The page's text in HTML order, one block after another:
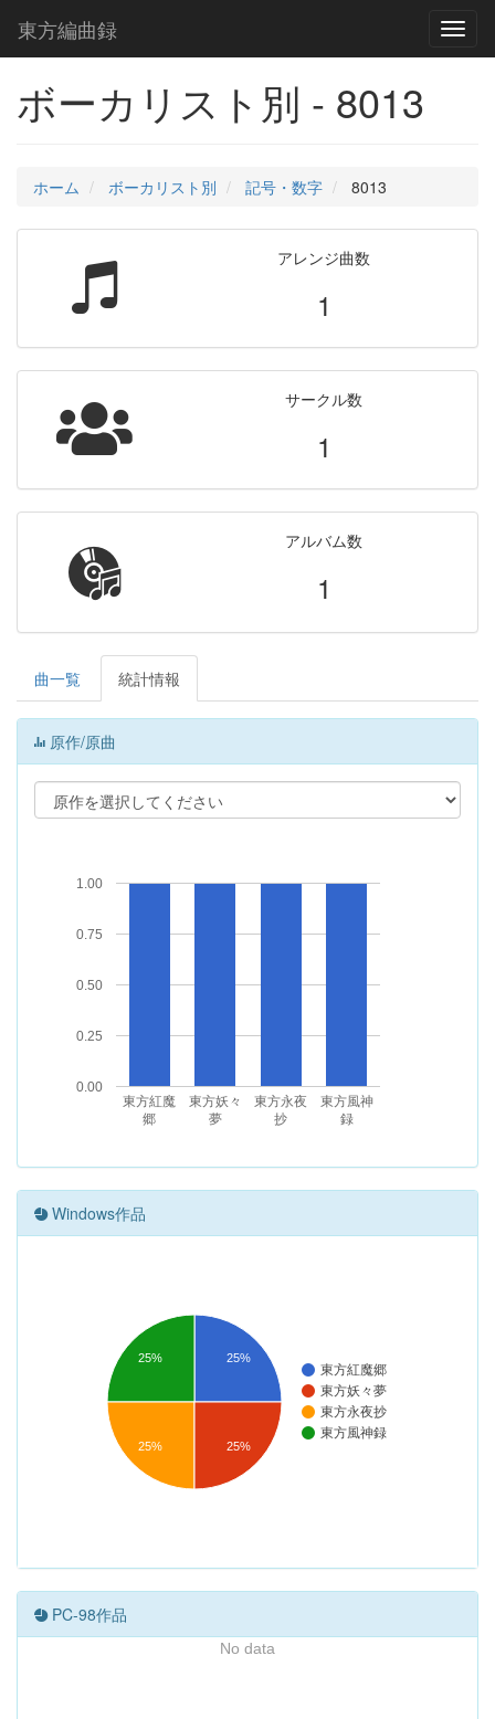
東方編曲録
ボーカリスト別 - 8013
ホーム ボーカリスト別 記号・数字 8013
アレンジ曲数
1
サークル数
1
アルバム数
1
曲一覧 統計情報
原作/原曲
東方紅魔
郷
東方妖々
夢
東方永夜
抄
東方風神
録
0.00
0.25
0.50
0.75
1.00
Windows作品
東方紅魔郷
東方妖々夢
東方永夜抄
東方風神録
25%
25%
25% 25%
PC-98作品
No data